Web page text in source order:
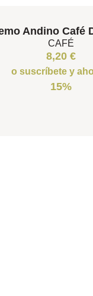
Andino Café
CAFÉ
8,20 €
o suscríbete y
15%